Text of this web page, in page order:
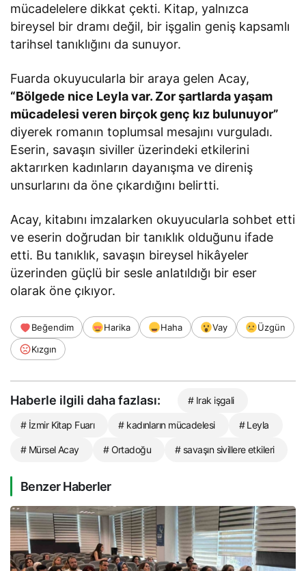
mücadelelere dikkat çekti. Kitap, yalnızca
bireysel bir dramı değil, bir işgalin geniş kapsamlı
tarihsel tanıklığını da sunuyor.
Fuarda okuyucularla bir araya gelen Acay,
“Bölgede nice Leyla var. Zor şartlarda yaşam
mücadelesi veren birçok genç kız bulunuyor”
diyerek romanın toplumsal mesajını vurguladı.
Eserin, savaşın siviller üzerindeki etkilerini
aktarırken kadınların dayanışma ve direniş
unsurlarını da öne çıkardığını belirtti.
Acay, kitabını imzalarken okuyucularla sohbet etti
ve eserin doğrudan bir tanıklık olduğunu ifade
etti. Bu tanıklık, savaşın bireysel hikâyeler
üzerinden güçlü bir sesle anlatıldığı bir eser
olarak öne çıkıyor.
Beğendim Harika Haha Vay
Üzgün
Kızgın
Haberle ilgili daha fazlası: # Irak işgali
# İzmir Kitap Fuarı # kadınların mücadelesi # Leyla
# Mürsel Acay # Ortadoğu # savaşın sivillere etkileri
Benzer Haberler